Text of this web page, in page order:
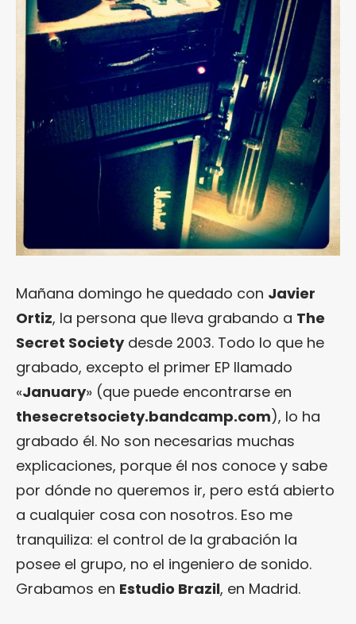
Mañana domingo he quedado con Javier
Ortiz, la persona que lleva grabando a The
Secret Societydesde 2003. Todo lo que he
grabado, excepto el primer EP llamado
«January» (que puede encontrarse en
thesecretsociety.bandcamp.com), lo ha
grabado él. No son necesarias muchas
explicaciones, porque él nos conoce y sabe
por dónde no queremos ir, pero está abierto
a cualquier cosa con nosotros. Eso me
tranquiliza: el control de la grabación la
posee el grupo, no el ingeniero de sonido.
Grabamos en Estudio Brazil, en Madrid.